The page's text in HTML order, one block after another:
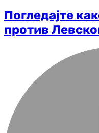
Погледајте
против